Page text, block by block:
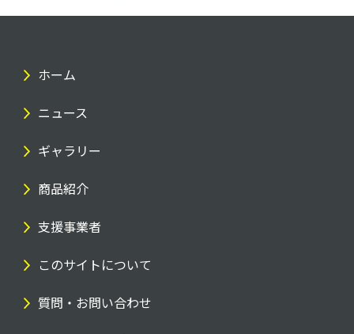
ホーム
ニュース
ギャラリー
商品紹介
支援事業者
このサイトについて
質問・お問い合わせ